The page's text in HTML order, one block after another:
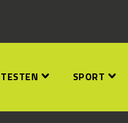
TESTEN SPORT